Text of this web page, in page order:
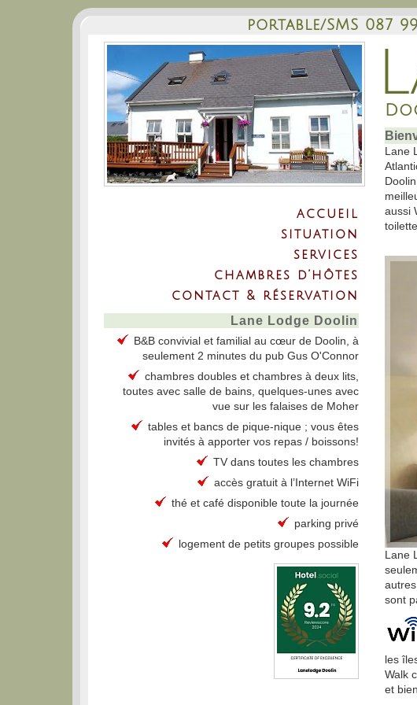
portable/SMS 087
accueil
situation
services
chambres d’hôtes
contact & réservation
Lane Lodge Doolin
B&B convivial et familial au cœur de Doolin, à
seulement 2 minutes du pub Gus O'Connor
chambres doubles et chambres à deux lits,
toutes avec salle de bains, quelques-unes avec
vue sur les falaises de Moher
tables et bancs de pique-nique ; vous êtes
invités à apporter vos repas / boissons!
TV dans toutes les chambres
accès gratuit à l’Internet WiFi
thé et café disponible toute la journée
parking privé
logement de petits groupes possible
Lane
aussi
Lane
sont
les
Walk
et